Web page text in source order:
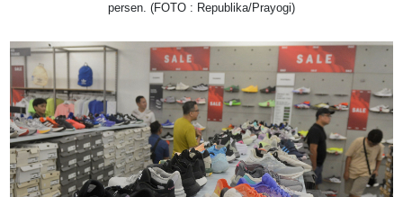
persen. (FOTO : Republika/Prayogi)